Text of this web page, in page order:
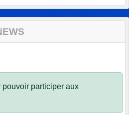
pouvoir participer aux